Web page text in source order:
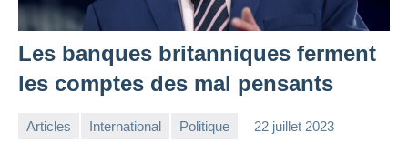
Les banques britanniques ferment
les comptes des mal pensants
Articles International Politique 22 juillet 2023